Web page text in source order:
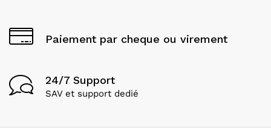
Paiement par cheque ou virement
24/7 Support
SAV et support dedié